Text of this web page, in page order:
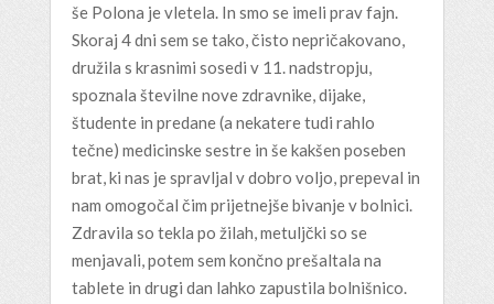
še Polona je vletela. In smo se imeli prav fajn.
Skoraj 4 dni sem se tako, čisto nepričakovano,
družila s krasnimi sosedi v 11. nadstropju,
spoznala številne nove zdravnike, dijake,
študente in predane (a nekatere tudi rahlo
tečne) medicinske sestre in še kakšen poseben
brat, ki nas je spravljal v dobro voljo, prepeval in
nam omogočal čim prijetnejše bivanje v bolnici.
Zdravila so tekla po žilah, metuljčki so se
menjavali, potem sem končno prešaltala na
tablete in drugi dan lahko zapustila bolnišnico.